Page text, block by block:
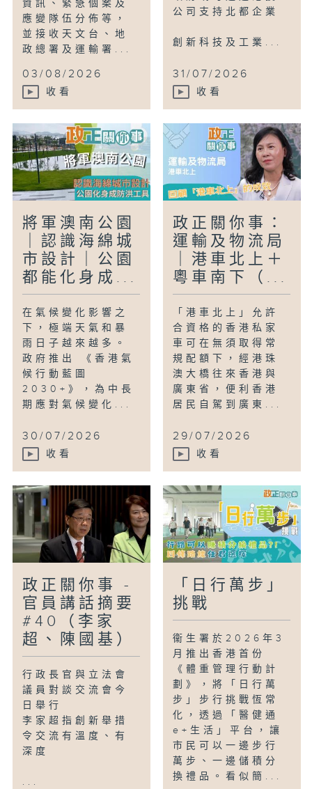
資訊、緊急個案及
應變隊伍分佈等，
並接收天文台、地
政總署及運輸署...
03/08/2026
收看
公司支持北都企業
創新科技及工業...
31/07/2026
收看
將軍澳南公園
｜認識海綿城
市設計｜公園
都能化身成...
在氣候變化影響之
下，極端天氣和暴
雨日子越來越多。
政府推出 《香港氣
候行動藍圖
2030+》，為中長
期應對氣候變化...
30/07/2026
收看
政正關你事：
運輸及物流局
｜港車北上＋
粵車南下（...
「港車北上」允許
合資格的香港私家
車可在無須取得常
規配額下，經港珠
澳大橋往來香港與
廣東省，便利香港
居民自駕到廣東...
29/07/2026
收看
政正關你事 -
官員講話摘要
#40（李家
超、陳國基）
行政長官與立法會
議員對談交流會今
日舉行
李家超指創新舉措
令交流有溫度、有
深度
...
「日行萬步」
挑戰
衞生署於2026年3
月推出香港首份
《體重管理行動計
劃》，將「日行萬
步」步行挑戰恆常
化，透過「醫健通
e+生活」平台，讓
市民可以一邊步行
萬步、一邊儲積分
換禮品。看似簡...